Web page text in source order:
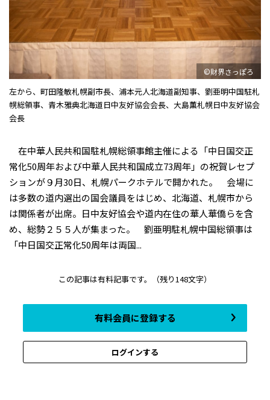
©財界さっぽろ
左から、町田隆敏札幌副市長、浦本元人北海道副知事、劉亜明中国駐札
幌総領事、青木雅典北海道日中友好協会会長、大島薫札幌日中友好協会
会長
在中華人民共和国駐札幌総領事館主催による「中日国交正
常化50周年および中華人民共和国成立73周年」の祝賀レセプ
ションが９月30日、札幌パークホテルで開かれた。 会場に
は多数の道内選出の国会議員をはじめ、北海道、札幌市から
は関係者が出席。日中友好協会や道内在住の華人華僑らを含
め、総勢２５５人が集まった。 劉亜明駐札幌中国総領事は
「中日国交正常化50周年は両国...
この記事は有料記事です。 （残り148文字）
有料会員に登録する
ログインする